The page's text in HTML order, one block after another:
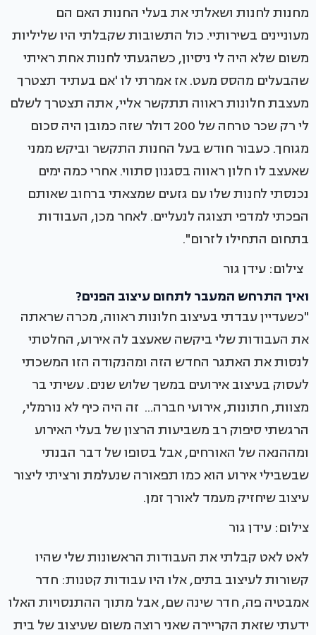
מחנות לחנות ושאלתי את בעלי החנות האם הם
מעוניינים בשירותיי. כול התשובות שקבלתי היו שליליות
משום שלא היה לי ניסיון, כשהגעתי לחנות אחת ראיתי
שהבעלים מהסס מעט. אז אמרתי לו 'אם בעתיד תצטרך
מעצבת חלונות ראווה תתקשר אליי, אתה תצטרך לשלם
לי רק שכר טרחה של 200 דולר שזה כמובן היה סכום
מגוחך. כעבור חודש בעל החנות התקשר וביקש ממני
שאעצב לו חלון ראווה בסגנון סתווי. אחרי כמה ימים
נכנסתי לחנות שלו עם גזעים שמצאתי ברחוב שאותם
הפכתי למדפי תצוגה לנעליים. לאחר מכן, העבודות
בתחום התחילו לזרום".
צילום: עידן גור
ואיך התרחש המעבר לתחום עיצוב הפנים?
"כשעדיין עבדתי בעיצוב חלונות ראווה, מכרה שראתה
את העבודות שלי ביקשה שאעצב לה אירוע, החלטתי
לנסות את האתגר החדש הזה ומהנקודה הזו המשכתי
לעסוק בעיצוב אירועים במשך שלוש שנים. עשיתי בר
מצוות, חתונות, אירועי חברה... זה היה כיף לא נורמלי,
הרגשתי סיפוק רב משביעות הרצון של בעלי האירוע
ומההנאה של האורחים, אבל בסופו של דבר הבנתי
שבשבילי אירוע הוא כמו תפאורה שנעלמת ורציתי ליצור
עיצוב שיחזיק מעמד לאורך זמן.
צילום: עידן גור
לאט לאט קבלתי את העבודות הראשונות שלי שהיו
קשורות לעיצוב בתים, אלו היו עבודות קטנות: חדר
אמבטיה פה, חדר שינה שם, אבל מתוך ההתנסויות האלו
ידעתי שזאת הקריירה שאני רוצה משום שעיצוב של בית